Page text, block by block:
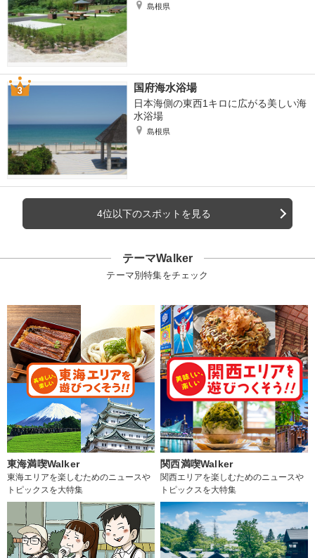
島根県
国府海水浴場
日本海側の東西1キロに広がる美しい海
水浴場
島根県
4位以下のスポットを見る
テーマWalker
テーマ別特集をチェック
東海満喫Walker
東海エリアを楽しむためのニュースや
トピックスを大特集
関西満喫Walker
関西エリアを楽しむためのニュースや
トピックスを大特集